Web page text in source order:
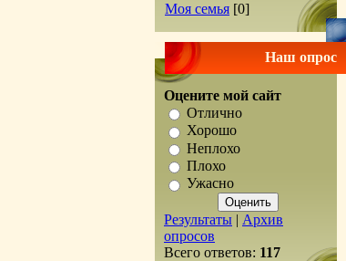
Моя семья [0]
Наш опрос
Оцените мой сайт
Отлично
Хорошо
Неплохо
Плохо
Ужасно
Результаты | Архив
опросов
Всего ответов: 117